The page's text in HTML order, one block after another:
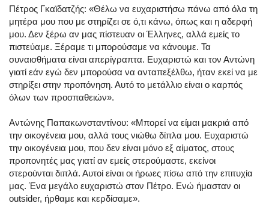
Πέτρος Γκαϊδατζής: «Θέλω να ευχαριστήσω πάνω από όλα τη
μητέρα μου που με στηρίζει σε ό,τι κάνω, όπως και η αδερφή
μου. Δεν ξέρω αν μας πίστευαν οι Έλληνες, αλλά εμείς το
πιστεύαμε. Ξέραμε τι μπορούσαμε να κάνουμε. Τα
συναισθήματα είναι απερίγραπτα. Ευχαριστώ και τον Αντώνη
γιατί εάν εγώ δεν μπορούσα να ανταπεξέλθω, ήταν εκεί να με
στηρίξει στην προπόνηση. Αυτό το μετάλλιο είναι ο καρπός
όλων των προσπαθειών».
Αντώνης Παπακωνσταντίνου: «Μπορεί να είμαι μακριά από
την οικογένεια μου, αλλά τους νιώθω δίπλα μου. Ευχαριστώ
την οικογένεια μου, που δεν είναι μόνο εξ αίματος, στους
προπονητές μας γιατί αν εμείς στερούμαστε, εκείνοι
στερούνται διπλά. Αυτοί είναι οι ήρωες πίσω από την επιτυχία
μας. Ένα μεγάλο ευχαριστώ στον Πέτρο. Ενώ ήμασταν οι
outsider, ήρθαμε και κερδίσαμε».